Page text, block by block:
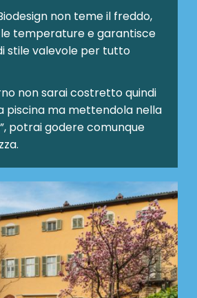
non teme il freddo,
temperature e garantisce
stile valevole per tutto
non sarai costretto quindi
piscina ma mettendola nella
potrai godere comunque